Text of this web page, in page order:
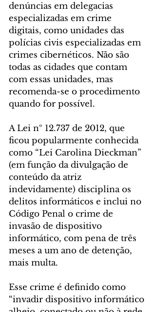
denúncias em delegacias
especializadas em crime
digitais, como unidades das
polícias civis especializadas em
crimes cibernéticos. Não são
todas as cidades que contam
com essas unidades, mas
recomenda-se o procedimento
quando for possível.
A Lei nº 12.737 de 2012, que
ficou popularmente conhecida
como “Lei Carolina Dieckman”
(em função da divulgação de
conteúdo da atriz
indevidamente) disciplina os
delitos informáticos e inclui no
Código Penal o crime de
invasão de dispositivo
informático, com pena de três
meses a um ano de detenção,
mais multa.
Esse crime é definido como
“invadir dispositivo informático